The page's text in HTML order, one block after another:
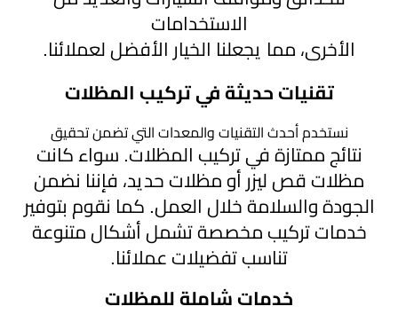
الاستخدامات
الأخرى، مما يجعلنا الخيار الأفضل لعملائنا.
تقنيات حديثة في تركيب المظلات
نستخدم أحدث التقنيات والمعدات التي تضمن تحقيق
نتائج ممتازة في تركيب المظلات. سواء كانت
مظلات قص ليزر أو مظلات حديد، فإننا نضمن
الجودة والسلامة خلال العمل. كما نقوم بتوفير
خدمات تركيب مخصصة تشمل أشكال متنوعة
تناسب تفضيلات عملائنا.
خدمات شاملة للمظلات